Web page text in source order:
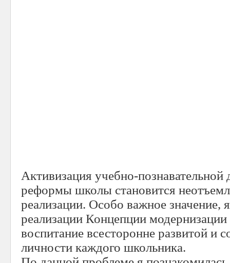
Активизация учебно-познавательной
реформы школы становится
реализации. Особо важное значение,
реализации Концепции модернизации
воспитание всесторонне развитой и
личности каждого школьника.